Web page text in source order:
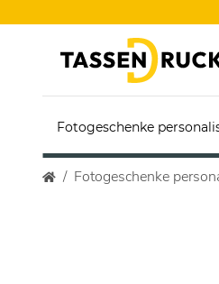
Fotogeschenke
Fotogeschenke